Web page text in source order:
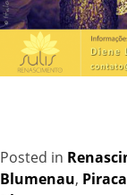
Posted in
Blumenau,